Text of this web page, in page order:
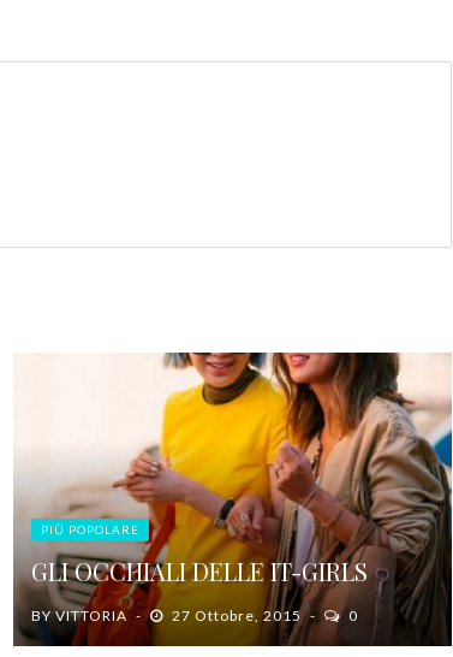
PIÙ POPOLARE
GLI OCCHIALI DELLE IT-GIRLS
BYVITTORIA 27 Ottobre, 2015 0